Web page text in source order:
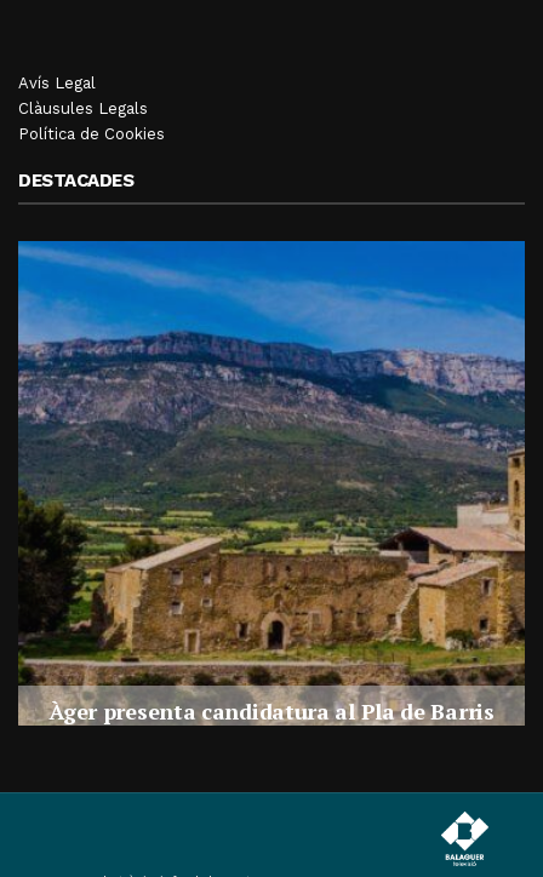
Avís Legal
Clàusules Legals
Política de Cookies
DESTACADES
Àger presenta candidatura al Pla de Barris